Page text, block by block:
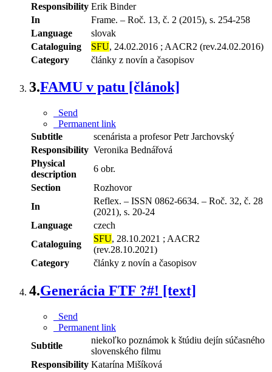
Responsibility Erik Binder
In
Frame. – Roč. 13, č. 2 (2015), s. 254-258
Language
slovak
Cataloguing
SFU, 24.02.2016 ; AACR2 (rev.24.02.2016)
Category
články z novín a časopisov
3.FAMU v patu [článok]
Send
Permanent link
Subtitle
scenárista a profesor Petr Jarchovský
Responsibility Veronika Bednářová
Physical
description
6 obr.
Section
Rozhovor
In
Reflex. – ISSN 0862-6634. – Roč. 32, č. 28
(2021), s. 20-24
Language
czech
Cataloguing
SFU, 28.10.2021 ; AACR2
(rev.28.10.2021)
Category
články z novín a časopisov
4.Generácia FTF ?#! [text]
Send
Permanent link
Subtitle
niekoľko poznámok k štúdiu dejín súčasného
slovenského filmu
Responsibility Katarína Mišíková